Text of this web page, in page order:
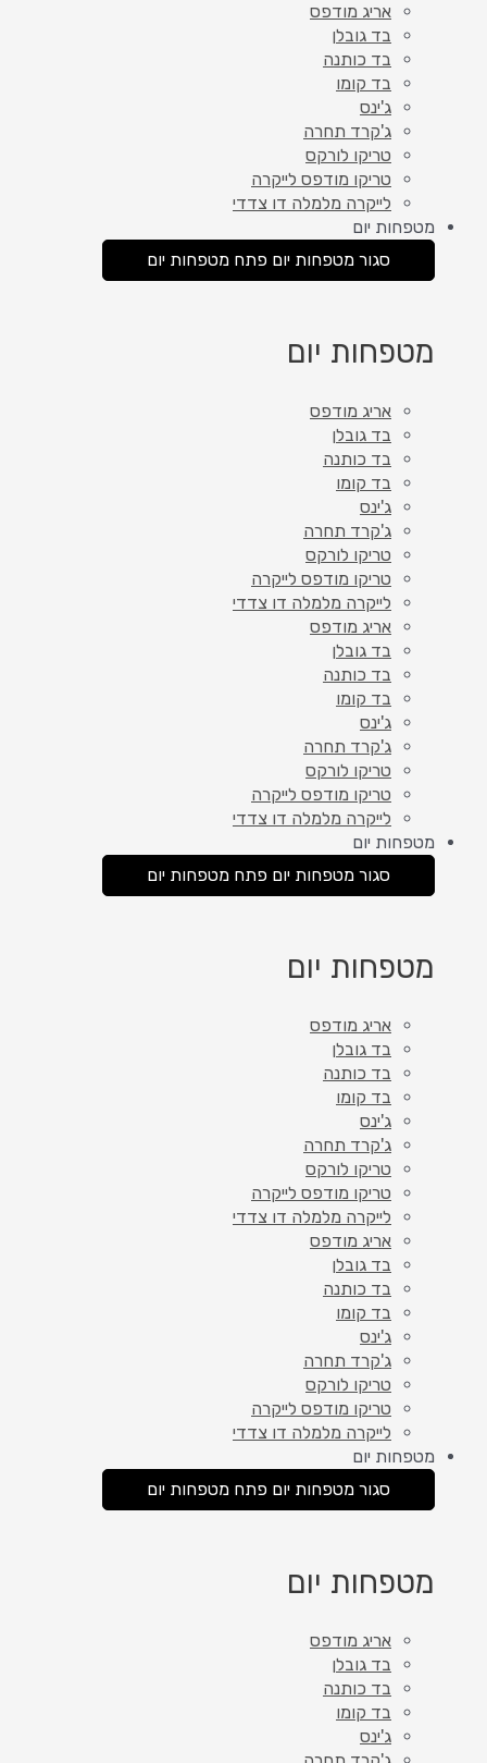
אריג מודפס
בד גובלן
בד כותנה
בד קומו
ג'ינס
ג'קרד תחרה
טריקו לורקס
טריקו מודפס לייקרה
לייקרה מלמלה דו צדדי
מטפחות יום
סגור מטפחות יום פתח מטפחות יום
מטפחות יום
אריג מודפס
בד גובלן
בד כותנה
בד קומו
ג'ינס
ג'קרד תחרה
טריקו לורקס
טריקו מודפס לייקרה
לייקרה מלמלה דו צדדי
אריג מודפס
בד גובלן
בד כותנה
בד קומו
ג'ינס
ג'קרד תחרה
טריקו לורקס
טריקו מודפס לייקרה
לייקרה מלמלה דו צדדי
מטפחות יום
סגור מטפחות יום פתח מטפחות יום
מטפחות יום
אריג מודפס
בד גובלן
בד כותנה
בד קומו
ג'ינס
ג'קרד תחרה
טריקו לורקס
טריקו מודפס לייקרה
לייקרה מלמלה דו צדדי
אריג מודפס
בד גובלן
בד כותנה
בד קומו
ג'ינס
ג'קרד תחרה
טריקו לורקס
טריקו מודפס לייקרה
לייקרה מלמלה דו צדדי
מטפחות יום
סגור מטפחות יום פתח מטפחות יום
מטפחות יום
אריג מודפס
בד גובלן
בד כותנה
בד קומו
ג'ינס